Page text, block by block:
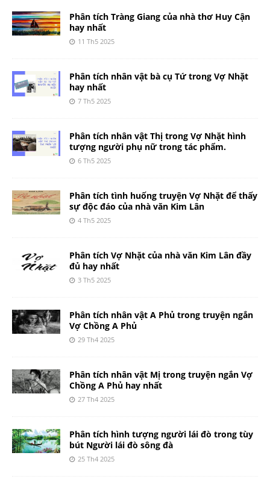
Phân tích Tràng Giang của nhà thơ Huy Cận
hay nhất
11 Th5 2025
Phân tích nhân vật bà cụ Tứ trong Vợ Nhặt
hay nhất
7 Th5 2025
Phân tích nhân vật Thị trong Vợ Nhặt hình
tượng người phụ nữ trong tác phẩm.
6 Th5 2025
Phân tích tình huống truyện Vợ Nhặt để thấy
sự độc đáo của nhà văn Kim Lân
4 Th5 2025
Phân tích Vợ Nhặt của nhà văn Kim Lân đầy
đủ hay nhất
3 Th5 2025
Phân tích nhân vật A Phủ trong truyện ngắn
Vợ Chồng A Phủ
29 Th4 2025
Phân tích nhân vật Mị trong truyện ngắn Vợ
Chồng A Phủ hay nhất
27 Th4 2025
Phân tích hình tượng người lái đò trong tùy
bút Người lái đò sông đà
25 Th4 2025